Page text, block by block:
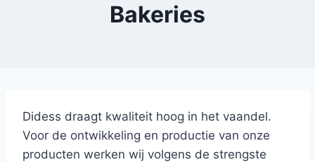
Bakeries
Didess draagt kwaliteit hoog in het vaandel.
Voor de ontwikkeling en productie van onze
producten werken wij volgens de strengste